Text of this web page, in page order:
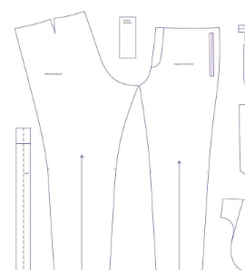
Комплектация
лекал
основа. Может
надсечек,
разметок и
обработки
подкладки).
Расход бумаги
Экономичный
листов при
мелкие детали
вычленяются
лекал